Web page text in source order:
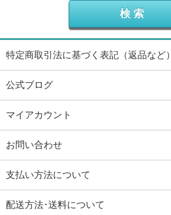
特定商取引法に基づく表記（返品など）
公式ブログ
マイアカウント
お問い合わせ
支払い方法について
配送方法･送料について